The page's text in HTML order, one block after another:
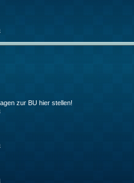
zur BU hier stellen!